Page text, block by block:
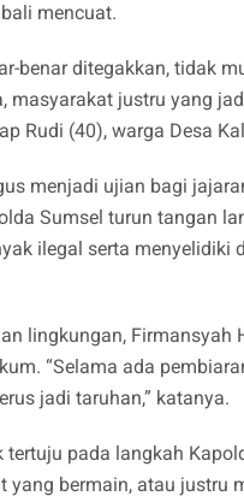
mencuat.
benar ditegakkan, tidak
masyarakat justru yang
Rudi (40), warga Desa
menjadi ujian bagi
Sumsel turun tangan
ilegal serta menyelidiki
lingkungan,
“Selama ada
jadi taruhan,” katanya.
tertuju pada langkah
yang bermain, atau justru